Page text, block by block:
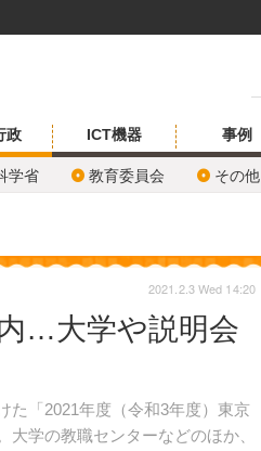
政
学省 教育委員会 その他
ICT機器 事例
…大学や説明会
「2021年度（令和3年度）東京
学の教職センターなどのほか、
2021.2.3 Wed 14:20